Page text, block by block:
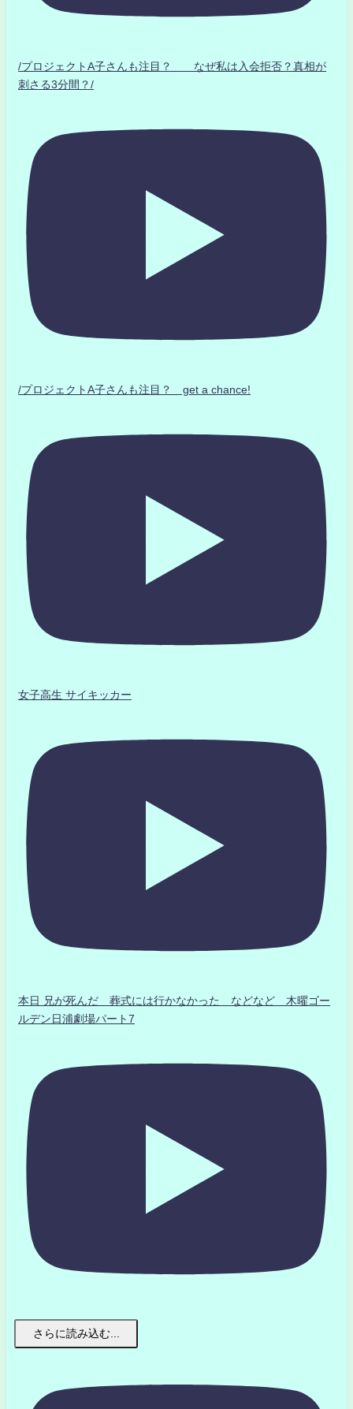
/プロジェクトA子さんも注目？ なぜ私は入会拒否？真相が
刺さる3分間？/
/プロジェクトA子さんも注目？ get a chance!
女子高生 サイキッカー
本日 兄が死んだ 葬式には行かなかった などなど 木曜ゴー
ルデン日浦劇場パート7
さらに読み込む...